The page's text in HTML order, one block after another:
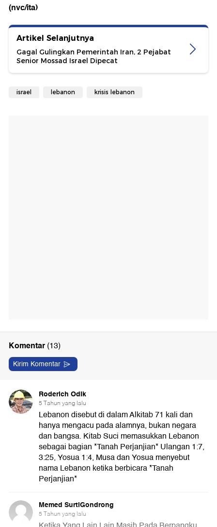
(nvc/ita)
Artikel Selanjutnya
Gagal Gulingkan Pemerintah Iran, 2 Pejabat
Senior Mossad Israel Dipecat
israel lebanon krisis lebanon